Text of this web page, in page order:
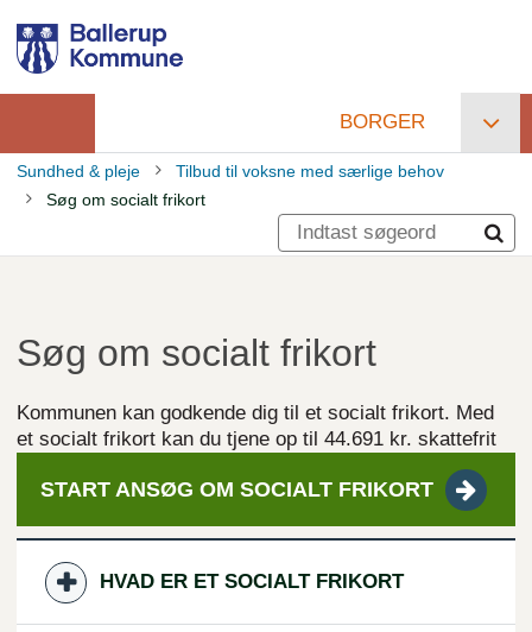
hovedindhold
Primær
navigation
BORGER
Brødkrumme
Sundhed & pleje
Tilbud til voksne med særlige behov
Søg om socialt frikort
Søg om socialt frikort
Kommunen kan godkende dig til et socialt frikort. Med
et socialt frikort kan du tjene op til 44.691 kr. skattefrit
START ANSØG OM SOCIALT FRIKORT
HVAD ER ET SOCIALT FRIKORT